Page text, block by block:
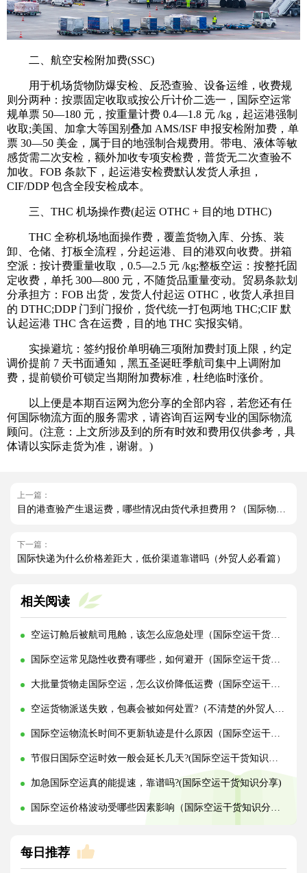
二、航空安检附加费(SSC)
用于机场货物防爆安检、反恐查验、设备运维，收费规
则分两种：按票固定收取或按公斤计价二选一，国际空运常
规单票 50—180 元，按重量计费 0.4—1.8 元 /kg，起运港强制
收取;美国、加拿大等国别叠加 AMS/ISF 申报安检附加费，单
票 30—50 美金，属于目的地强制合规费用。带电、液体等敏
感货需二次安检，额外加收专项安检费，普货无二次查验不
加收。FOB 条款下，起运港安检费默认发货人承担，
CIF/DDP 包含全段安检成本。
三、THC 机场操作费(起运 OTHC + 目的地 DTHC)
THC 全称机场地面操作费，覆盖货物入库、分拣、装
卸、仓储、打板全流程，分起运港、目的港双向收费。拼箱
空派：按计费重量收取，0.5—2.5 元 /kg;整板空运：按整托固
定收费，单托 300—800 元，不随货品重量变动。贸易条款划
分承担方：FOB 出货，发货人付起运 OTHC，收货人承担目
的 DTHC;DDP 门到门报价，货代统一打包两地 THC;CIF 默
认起运港 THC 含在运费，目的地 THC 实报实销。
实操避坑：签约报价单明确三项附加费封顶上限，约定
调价提前 7 天书面通知，黑五圣诞旺季航司集中上调附加
费，提前锁价可锁定当期附加费标准，杜绝临时涨价。
以上便是本期百运网为您分享的全部内容，若您还有任
何国际物流方面的服务需求，请咨询百运网专业的国际物流
顾问。(注意：上文所涉及到的所有时效和费用仅供参考，具
体请以实际走货为准，谢谢。)
上一篇：
目的港查验产生退运费，哪些情况由货代承担费用？（国际物流干货知识分享）
下一篇：
国际快递为什么价格差距大，低价渠道靠谱吗（外贸人必看篇）
相关阅读
空运订舱后被航司甩舱，该怎么应急处理（国际空运干货知识分享）
国际空运常见隐性收费有哪些，如何避开（国际空运干货知识分享）
大批量货物走国际空运，怎么议价降低运费（国际空运干货知识分享）
空运货物派送失败，包裹会被如何处置?（不清楚的外贸人看过来）
国际空运物流长时间不更新轨迹是什么原因（国际空运干货知识分享）
节假日国际空运时效一般会延长几天?(国际空运干货知识分享)
加急国际空运真的能提速，靠谱吗?(国际空运干货知识分享)
国际空运价格波动受哪些因素影响（国际空运干货知识分享）
每日推荐